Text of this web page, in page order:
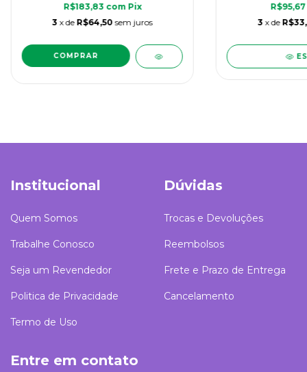
R$183,83 com Pix
3 x de R$64,50 sem juros
R$95,67
3 x de
Institucional
Quem Somos
Trabalhe Conosco
Seja um Revendedor
Politica de Privacidade
Termo de Uso
Dúvidas
Trocas e Devoluções
Reembolsos
Frete e Prazo de Entrega
Cancelamento
Entre em contato